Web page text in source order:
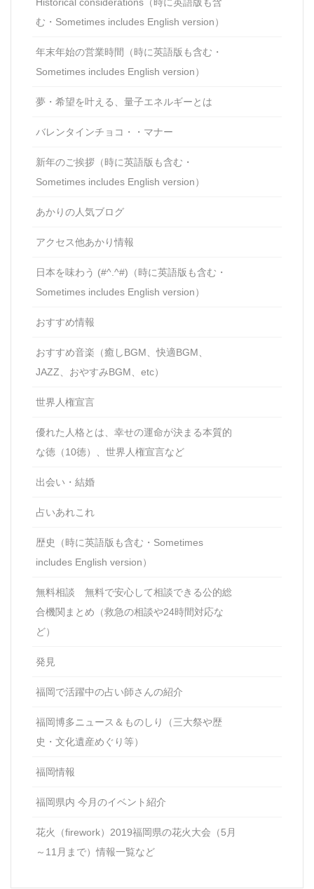
む・Sometimes includes English version）
年末年始の営業時間（時に英語版も含む・
Sometimes includes English version）
夢・希望を叶える、量子エネルギーとは
バレンタインチョコ・・マナー
新年のご挨拶（時に英語版も含む・
Sometimes includes English version）
あかりの人気ブログ
アクセス他あかり情報
日本を味わう (#^.^#)（時に英語版も含む・
Sometimes includes English version）
おすすめ情報
おすすめ音楽（癒しBGM、快適BGM、
JAZZ、おやすみBGM、etc）
世界人権宣言
優れた人格とは、幸せの運命が決まる本質的
な徳（10徳）、世界人権宣言など
出会い・結婚
占いあれこれ
歴史（時に英語版も含む・Sometimes
includes English version）
無料相談 無料で安心して相談できる公的総
合機関まとめ（救急の相談や24時間対応な
ど）
発見
福岡で活躍中の占い師さんの紹介
福岡博多ニュース＆ものしり（三大祭や歴
史・文化遺産めぐり等）
福岡情報
福岡県内 今月のイベント紹介
花火（firework）2019福岡県の花火大会（5月
～11月まで）情報一覧など